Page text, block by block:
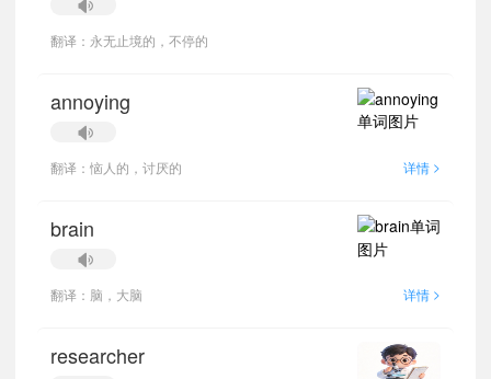
翻译：永无止境的，不停的
annoying
翻译：恼人的，讨厌的 详情 >
brain
翻译：脑，大脑 详情 >
researcher